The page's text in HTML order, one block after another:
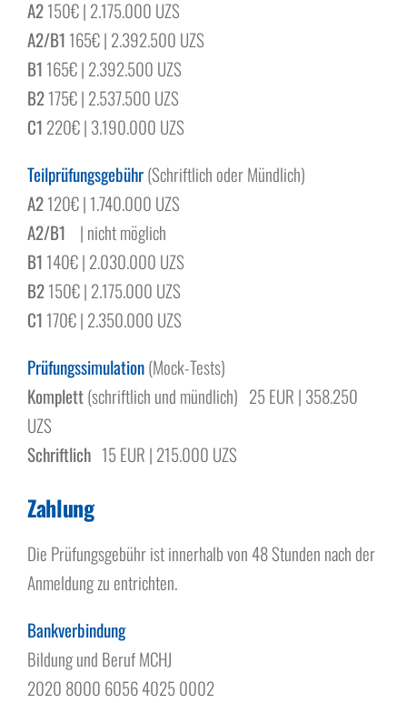
A2150€ | 2.175.000 UZS
A2/B1 165€ | 2.392.500 UZS
B1 165€ | 2.392.500 UZS
B2175€ | 2.537.500 UZS
C1 220€ | 3.190.000 UZS
Teilprüfungsgebühr(Schriftlich oder Mündlich)
A2120€ | 1.740.000 UZS
A2/B1 | nicht möglich
B1 140€ | 2.030.000 UZS
B2150€ | 2.175.000 UZS
C1 170€ | 2.350.000 UZS
Prüfungssimulation(Mock-Tests)
Komplett(schriftlich und mündlich) 25 EUR | 358.250
UZS
Schriftlich15 EUR | 215.000 UZS
Zahlung
Die Prüfungsgebühr ist innerhalb von 48 Stunden nach der
Anmeldung zu entrichten.
Bankverbindung
Bildung und Beruf MCHJ
2020 8000 6056 4025 0002